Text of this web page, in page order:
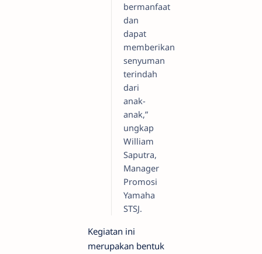
bermanfaat
dan
dapat
memberikan
senyuman
terindah
dari
anak-
anak,”
ungkap
William
Saputra,
Manager
Promosi
Yamaha
STSJ.
Kegiatan ini
merupakan bentuk